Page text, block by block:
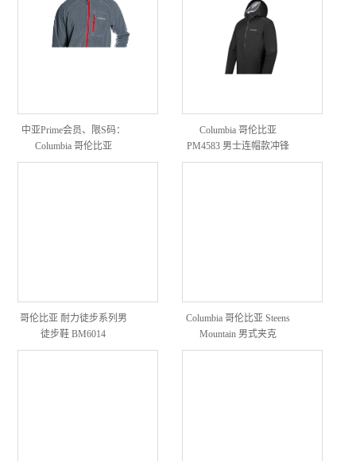
中亚Prime会员、限S码：
Columbia 哥伦比亚
Sportswear Fast Trek II 男款
Columbia 哥伦比亚
PM4583 男士连帽款冲锋
衣
哥伦比亚 耐力徒步系列男
徒步鞋 BM6014
Columbia 哥伦比亚 Steens
Mountain 男式夹克